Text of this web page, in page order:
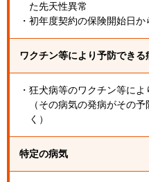
た先天性異常
・初年度契約の保険開始日
ワクチン等により予防できる
・狂犬病等のワクチン等に
（その病気の発病がその
く）
特定の病気